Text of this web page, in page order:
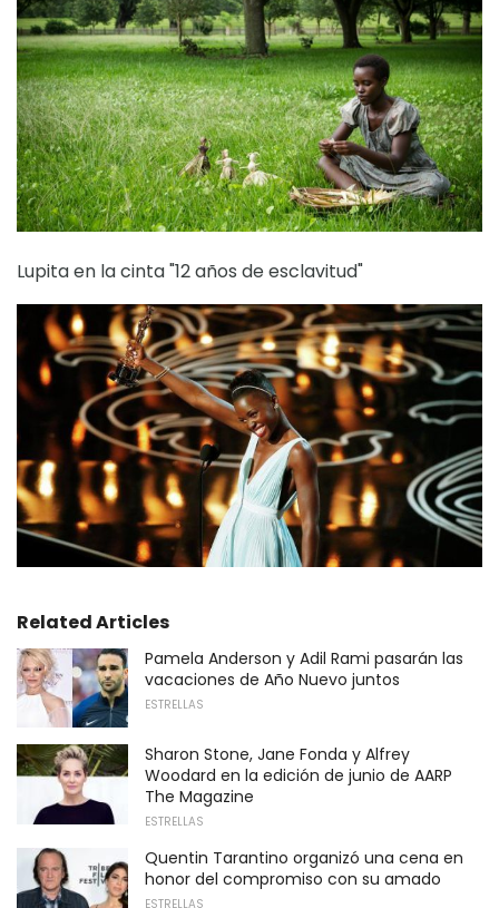
Lupita en la cinta "12 años de esclavitud"
Related Articles
Pamela Anderson y Adil Rami pasarán las
vacaciones de Año Nuevo juntos
ESTRELLAS
Sharon Stone, Jane Fonda y Alfrey
Woodard en la edición de junio de AARP
The Magazine
ESTRELLAS
Quentin Tarantino organizó una cena en
honor del compromiso con su amado
ESTRELLAS